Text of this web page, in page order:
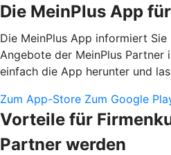
Die MeinPlus App
Die MeinPlus App informiert Sie
Angebote der MeinPlus Partner
einfach die App herunter und
Zum App-Store Zum Google
Vorteile für
Partner werden